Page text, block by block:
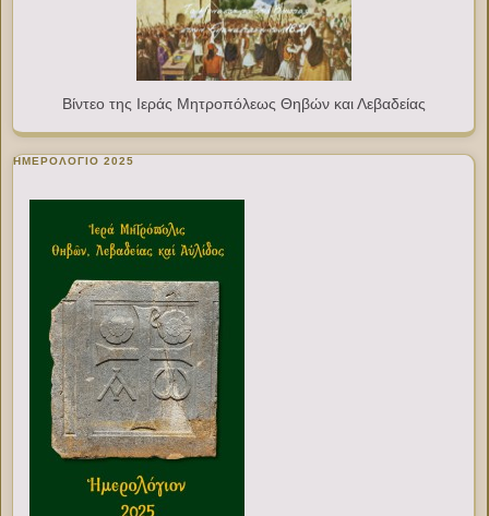
Βίντεο της Ιεράς Μητροπόλεως Θηβών και Λεβαδείας
ΗΜΕΡΟΛΟΓΙΟ 2025